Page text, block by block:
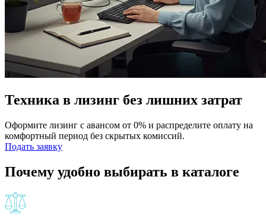
Техника в лизинг без лишних затрат
Оформите лизинг с авансом от 0% и распределите оплату на
комфортный период без скрытых комиссий.
Подать заявку
Почему удобно выбирать в каталоге